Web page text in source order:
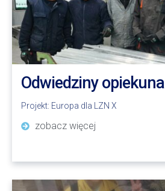
Odwiedziny opiekuna
Projekt: Europa dla LZN X
zobacz więcej